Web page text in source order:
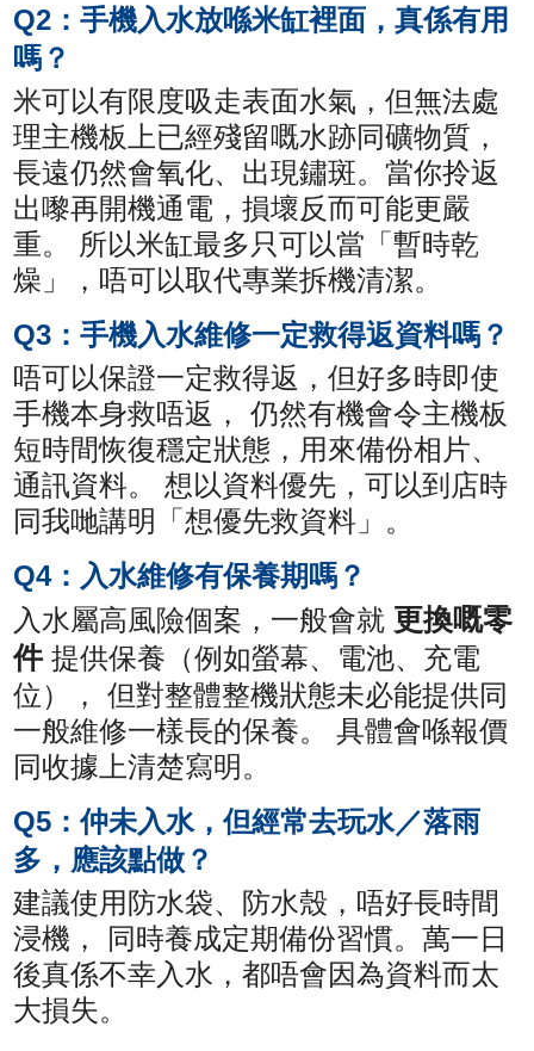
Q2：手機入水放喺米缸裡面，真係有用
嗎？
米可以有限度吸走表面水氣，但無法處
理主機板上已經殘留嘅水跡同礦物質，
長遠仍然會氧化、出現鏽斑。當你拎返
出嚟再開機通電，損壞反而可能更嚴
重。 所以米缸最多只可以當「暫時乾
燥」，唔可以取代專業拆機清潔。
Q3：手機入水維修一定救得返資料嗎？
唔可以保證一定救得返，但好多時即使
手機本身救唔返， 仍然有機會令主機板
短時間恢復穩定狀態，用來備份相片、
通訊資料。 想以資料優先，可以到店時
同我哋講明「想優先救資料」。
Q4：入水維修有保養期嗎？
入水屬高風險個案，一般會就 更換嘅零
件提供保養（例如螢幕、電池、充電
位）， 但對整體整機狀態未必能提供同
一般維修一樣長的保養。 具體會喺報價
同收據上清楚寫明。
Q5：仲未入水，但經常去玩水／落雨
多，應該點做？
建議使用防水袋、防水殼，唔好長時間
浸機， 同時養成定期備份習慣。萬一日
後真係不幸入水，都唔會因為資料而太
大損失。